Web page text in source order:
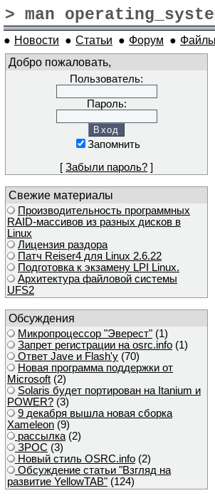
> man
● Новости ● Статьи ● Форум ● Файлы
Добро пожаловать,
Пользователь:
Пароль:
Запомнить
[ Забыли пароль? ]
Свежие материалы
Производительность программных
RAID-массивов из разных дисков в
Linux
Лицензия раздора
Патч Reiser4 для Linux 2.6.22
Подготовка к экзамену LPI Linux.
Архитектура файловой системы
UFS2
Обсуждения
Микропроцессор "Эверест" (1)
Запрет регистрации на osrc.info (1)
Ответ Javе и Flash'у (70)
Новая программа поддержки от
Microsoft (2)
Solaris будет портирован на Itanium и
POWER? (3)
9 декабря вышла новая сборка
Xameleon (9)
рассылка (2)
ЗРОС (3)
Новый стиль OSRC.info (2)
Обсуждение статьи "Взгляд на
развитие YellowTAB" (124)